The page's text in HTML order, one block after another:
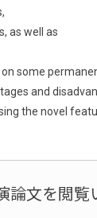
as well as
some
and
the novel
論文を閲覧